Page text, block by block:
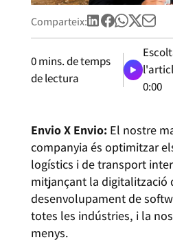
Comparteix:
0mins. de temps
de lectura
0:00
Envio X Envio: El nostre
companyia és optimitzar
logístics i de transport
mitjançant la digitalització
desenvolupament de
totes les indústries, i la
menys.